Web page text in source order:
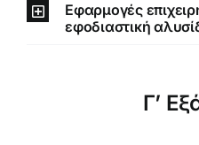
Εφαρμογές
εφοδιαστική
Γ’